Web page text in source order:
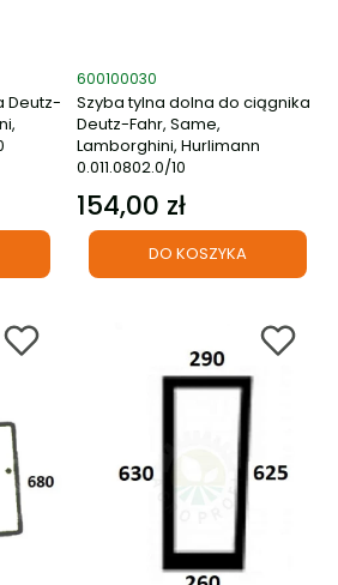
Deutz-
Kod produktu
600100030
Szyba tylna dolna do ciągnika
Deutz-Fahr, Same,
Lamborghini, Hurlimann
0.011.0802.0/10
Cena
154,00 zł
DO KOSZYKA